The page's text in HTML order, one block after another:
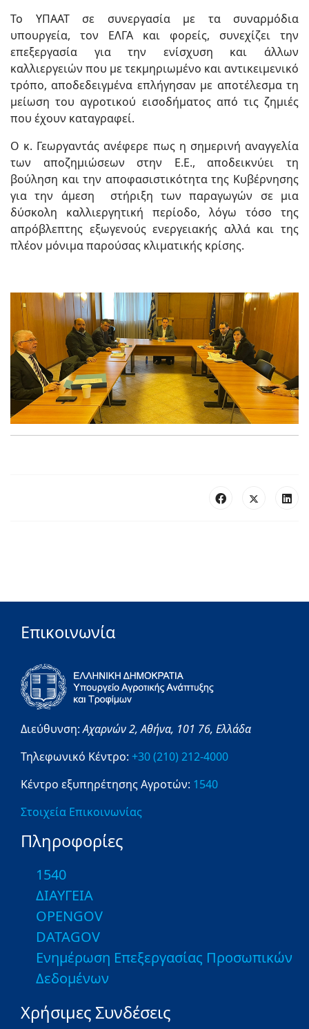
Το ΥΠΑΑΤ σε συνεργασία με τα συναρμόδια
υπουργεία, τον ΕΛΓΑ και φορείς, συνεχίζει την
επεξεργασία για την ενίσχυση και άλλων
καλλιεργειών που με τεκμηριωμένο και αντικειμενικό
τρόπο, αποδεδειγμένα επλήγησαν με αποτέλεσμα τη
μείωση του αγροτικού εισοδήματος από τις ζημιές
που έχουν καταγραφεί.
Ο κ. Γεωργαντάς ανέφερε πως η σημερινή αναγγελία
των αποζημιώσεων στην Ε.Ε., αποδεικνύει τη
βούληση και την αποφασιστικότητα της Κυβέρνησης
για την άμεση στήριξη των παραγωγών σε μια
δύσκολη καλλιεργητική περίοδο, λόγω τόσο της
απρόβλεπτης εξωγενούς ενεργειακής αλλά και της
πλέον μόνιμα παρούσας κλιματικής κρίσης.
Επικοινωνία
Διεύθυνση:Αχαρνών 2,Αθήνα, 101 76, Ελλάδα
Τηλεφωνικό Κέντρο: +30 (210) 212-4000
Κέντρο εξυπηρέτησης Αγροτών: 1540
Στοιχεία Επικοινωνίας
Πληροφορίες
1540
ΔΙΑΥΓΕΙΑ
OPENGOV
DATAGOV
Ενημέρωση Επεξεργασίας Προσωπικών
Δεδομένων
Χρήσιμες Συνδέσεις